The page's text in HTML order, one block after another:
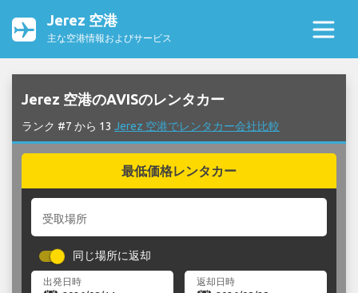
Jerez 空港
主な空港情報およびサービス
Jerez 空港のAVISのレンタカー
ランク #7 から 13 Jerez 空港でレンタカー会社比較
最低価格レンタカー
受取場所
同じ場所に返却
出発日時 返却日時